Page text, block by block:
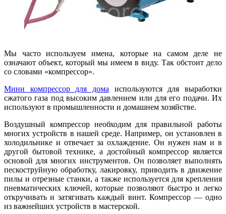
Мы часто используем имена, которые на самом деле не
означают объект, который мы имеем в виду. Так обстоит дело
со словами «компрессор».
Мини компрессор для дома используются для выработки
сжатого газа под высоким давлением или для его подачи. Их
используют в промышленности и домашнем хозяйстве.
Воздушный компрессор необходим для правильной работы
многих устройств в нашей среде. Например, он установлен в
холодильнике и отвечает за охлаждение. Он нужен нам и в
другой бытовой технике, а достойный компрессор является
основой для многих инструментов. Он позволяет выполнять
пескоструйную обработку, лакировку, приводить в движение
пилы и отрезные станки, а также используется для крепления
пневматических ключей, которые позволяют быстро и легко
откручивать и затягивать каждый винт. Компрессор — одно
из важнейших устройств в мастерской.